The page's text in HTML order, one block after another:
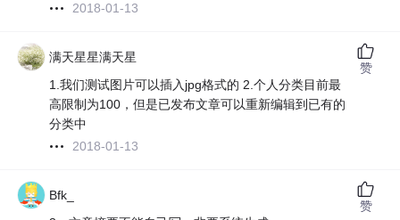
2018-01-13
满天星星满天星
1.我们测试图片可以插入jpg格式的 2.个人分类目前最
高限制为100，但是已发布文章可以重新编辑到已有的
分类中
2018-01-13
赞
Bfk_
赞